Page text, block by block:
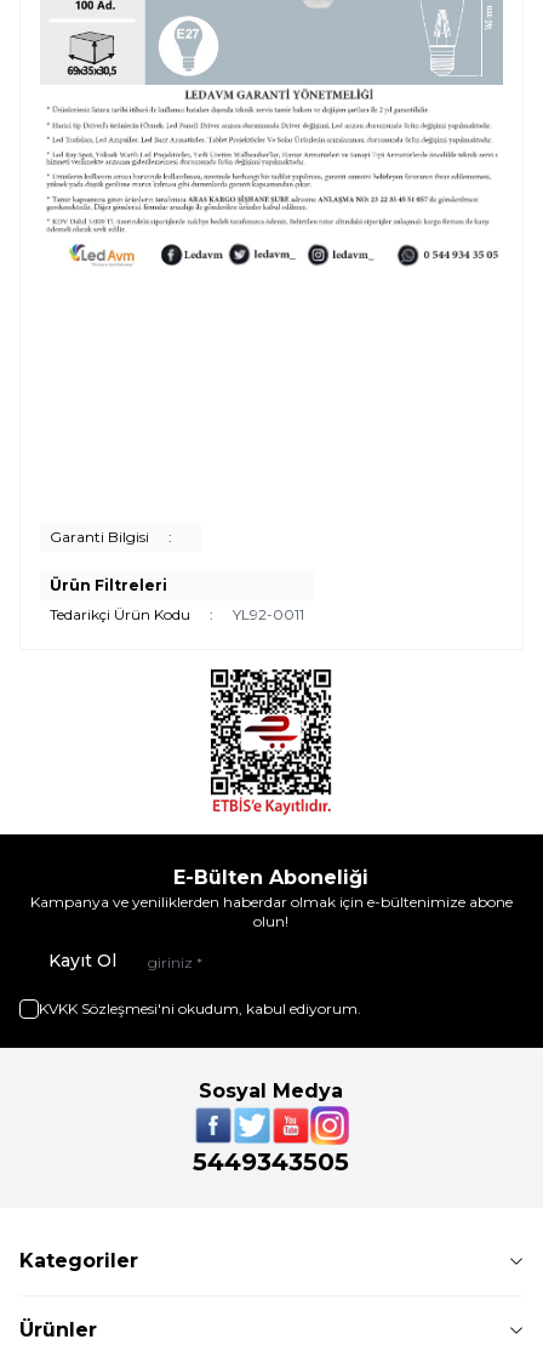
Garanti Bilgisi :
Ürün Filtreleri
Tedarikçi Ürün Kodu
: YL92-0011
E-Bülten Aboneliği
Kampanya ve yeniliklerden haberdar olmak için e-bültenimize abone
olun!
Kayıt Ol
KVKK Sözleşmesi'ni okudum, kabul ediyorum.
Sosyal Medya
5449343505
Kategoriler
Ürünler